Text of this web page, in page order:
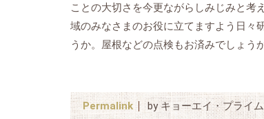
ことの大切さを今更ながらしみじみと考
域のみなさまのお役に立てますよう日々
うか。屋根などの点検もお済みでしょう
Permalink by キョーエイ・プライ